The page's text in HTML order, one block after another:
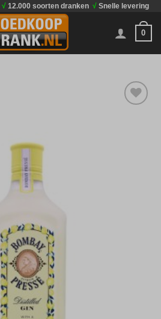
√ 12.000 soorten dranken √ Snelle levering
0